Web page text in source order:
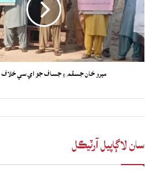
ميرو خان جسقم ۽ جساف جو اي سي خلاف
سان لاڳاپيل آرٽيڪل